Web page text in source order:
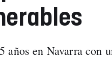
años en Navarra con